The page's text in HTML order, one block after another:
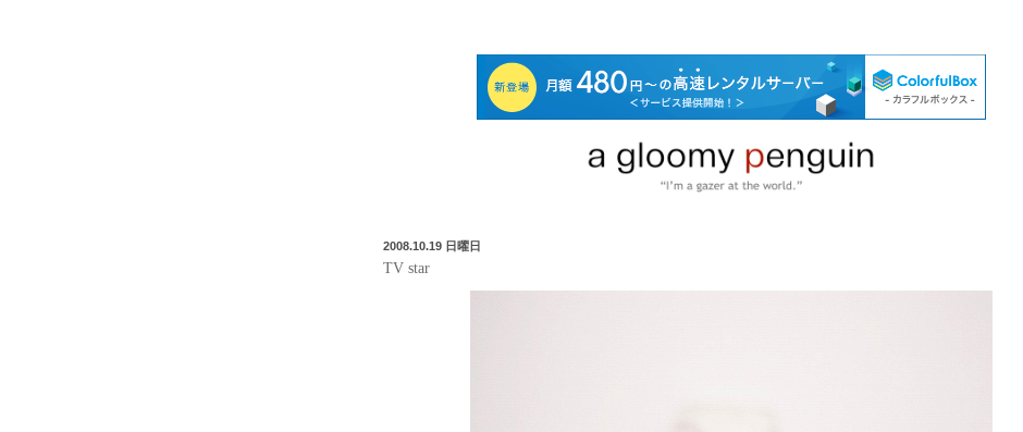
2008.10.19 日曜日
TV star